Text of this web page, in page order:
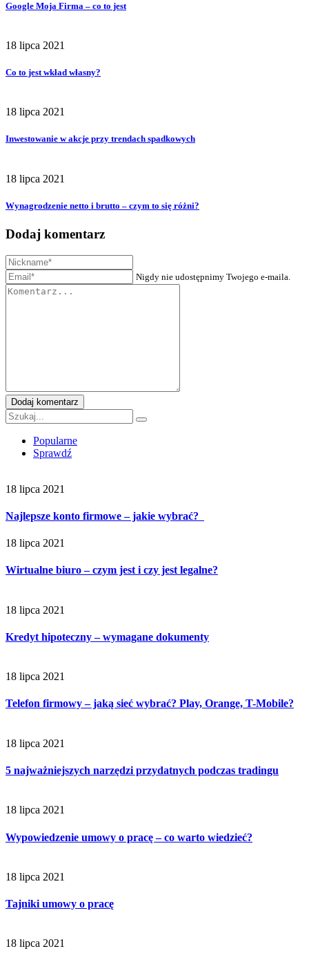
Google Moja Firma – co to jest
18 lipca 2021
Co to jest wkład własny?
18 lipca 2021
Inwestowanie w akcje przy trendach spadkowych
18 lipca 2021
Wynagrodzenie netto i brutto – czym to się różni?
Dodaj komentarz
Nigdy nie udostępnimy Twojego e-maila.
Dodaj komentarz
Popularne
Sprawdź
18 lipca 2021
Najlepsze konto firmowe – jakie wybrać?
18 lipca 2021
Wirtualne biuro – czym jest i czy jest legalne?
18 lipca 2021
Kredyt hipoteczny – wymagane dokumenty
18 lipca 2021
Telefon firmowy – jaką sieć wybrać? Play, Orange, T-Mobile?
18 lipca 2021
5 najważniejszych narzędzi przydatnych podczas tradingu
18 lipca 2021
Wypowiedzenie umowy o pracę – co warto wiedzieć?
18 lipca 2021
Tajniki umowy o pracę
18 lipca 2021